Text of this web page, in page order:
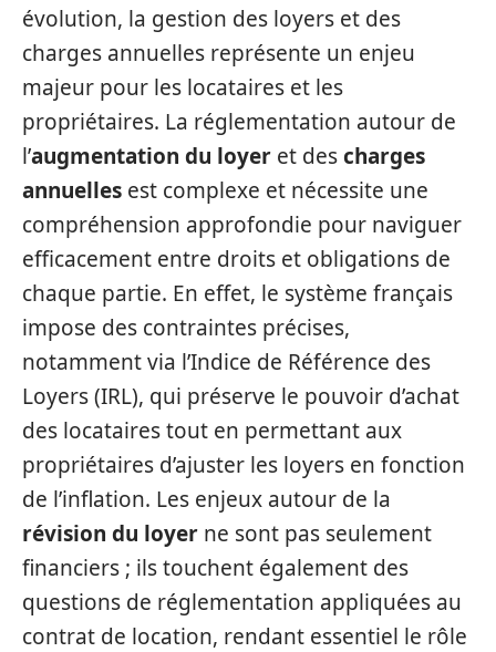
évolution, la gestion des loyers et des
charges annuelles représente un enjeu
majeur pour les locataires et les
propriétaires. La réglementation autour de
l’augmentation du loyer et descharges
annuelles est complexe et nécessite une
compréhension approfondie pour naviguer
efficacement entre droits et obligations de
chaque partie. En effet, le système français
impose des contraintes précises,
notamment via l’Indice de Référence des
Loyers (IRL), qui préserve le pouvoir d’achat
des locataires tout en permettant aux
propriétaires d’ajuster les loyers en fonction
de l’inflation. Les enjeux autour de la
révision du loyer ne sont pas seulement
financiers ; ils touchent également des
questions de réglementation appliquées au
contrat de location, rendant essentiel le rôle